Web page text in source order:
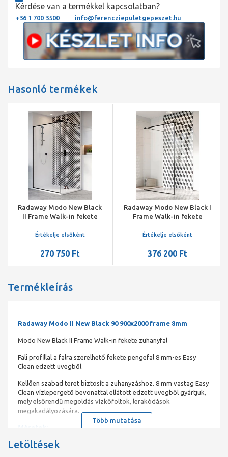
Kérdése van a termékkel kapcsolatban?
+36 1 700 3500 info@ferencziepuletgepeszet.hu
Hasonló termékek
Radaway Modo New Black
II Frame Walk-in fekete
mm
Értékelje elsőként
270 750 Ft
Radaway Modo New Black I
Frame Walk-in fekete
mm
Értékelje elsőként
376 200 Ft
Termékleírás
Radaway Modo II New Black 90 900x2000 frame 8mm
Modo New Black II Frame Walk-in fekete zuhanyfal
Fali profillal a falra szerelhető fekete pengefal 8 mm-es Easy
Clean edzett üvegből.
Kellően szabad teret biztosít a zuhanyzáshoz. 8 mm vastag Easy
Clean vízlepergető bevonattal ellátott edzett üvegből gyártjuk,
mely elsőrendű megoldás vízkőfoltok, lerakódások
megakadályozására.
Méretek:
50, 55, 60, 65, 70, 75, 80, 85, 90, 95, 100, 105, 110, 115, 120, 125,
Több mutatása
Letöltések